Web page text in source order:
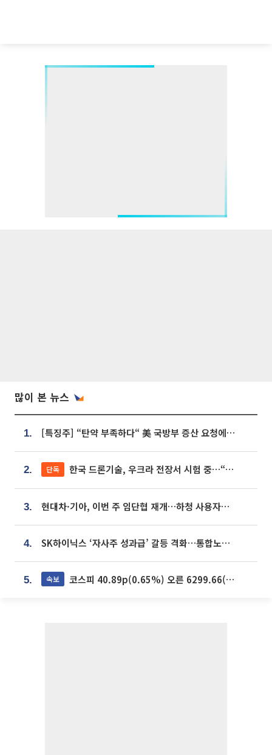
많이 본 뉴스
1. [특징주] “탄약 부족하다“ 美 국방부 증산 요청에⋯국내 방산주 급등세
2. 단독 한국 드론기술, 우크라 전장서 시험 중…“스타트업 여러 곳 참여”
3. 현대차·기아, 이번 주 임단협 재개…하청 사용자성 재심도 ‘변수’
4. SK하이닉스 ‘자사주 성과급’ 갈등 격화…통합노조 출범 움직임
5. 속보 코스피 40.89p(0.65%) 오른 6299.66(마감)